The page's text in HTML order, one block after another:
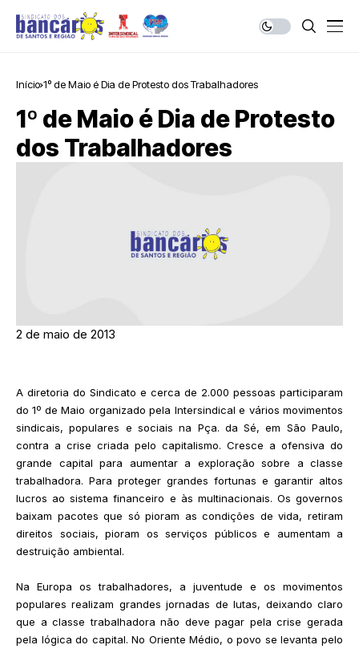
Início 1º de Maio é Dia de Protesto dos Trabalhadores
1º de Maio é Dia de Protesto
dos Trabalhadores
2 de maio de 2013
A diretoria do Sindicato e cerca de 2.000 pessoas participaram
do 1º de Maio organizado pela Intersindical e vários movimentos
sindicais, populares e sociais na Pça. da Sé, em São Paulo,
contra a crise criada pelo capitalismo. Cresce a ofensiva do
grande capital para aumentar a exploração sobre a classe
trabalhadora. Para proteger grandes fortunas e garantir altos
lucros ao sistema financeiro e às multinacionais. Os governos
baixam pacotes que só pioram as condições de vida, retiram
direitos sociais, pioram os serviços públicos e aumentam a
destruição ambiental.
Na Europa os trabalhadores, a juventude e os movimentos
populares realizam grandes jornadas de lutas, deixando claro
que a classe trabalhadora não deve pagar pela crise gerada
pela lógica do capital. No Oriente Médio, o povo se levanta pelo